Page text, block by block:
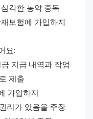
각한 농약 중독
보험에 가입하지
요:
지급 내역과 작업
제출
가입하지
리가 있음을 주장